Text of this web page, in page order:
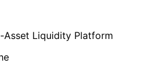
Asset Liquidity Platform